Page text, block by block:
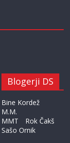
Blogerji DS
Bine Kordež
M.M.
MMT
Rok Čakš
Sašo Ornik